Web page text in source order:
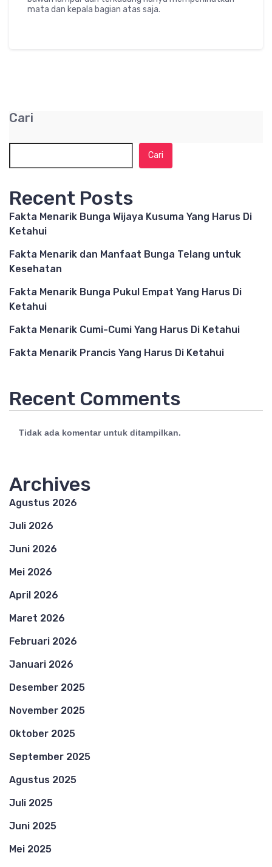
mata dan kepala bagian atas saja.
Cari
Cari
Recent Posts
Fakta Menarik Bunga Wijaya Kusuma Yang Harus Di
Ketahui
Fakta Menarik dan Manfaat Bunga Telang untuk
Kesehatan
Fakta Menarik Bunga Pukul Empat Yang Harus Di
Ketahui
Fakta Menarik Cumi-Cumi Yang Harus Di Ketahui
Fakta Menarik Prancis Yang Harus Di Ketahui
Recent Comments
Tidak ada komentar untuk ditampilkan.
Archives
Agustus 2026
Juli 2026
Juni 2026
Mei 2026
April 2026
Maret 2026
Februari 2026
Januari 2026
Desember 2025
November 2025
Oktober 2025
September 2025
Agustus 2025
Juli 2025
Juni 2025
Mei 2025